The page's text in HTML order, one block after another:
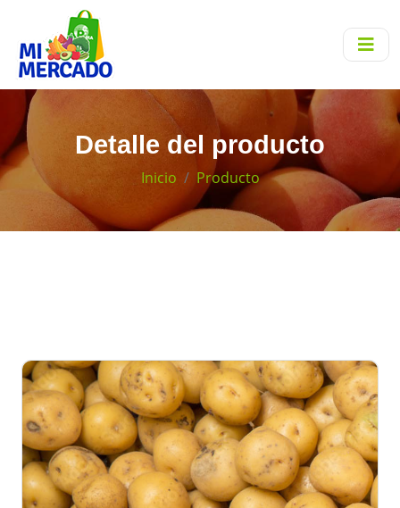
Detalle del producto
Inicio Producto